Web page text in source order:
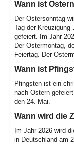
Wann ist
Der Ostersonntag
Tag der Kreuzigung
gefeiert. Im Jahr
Der Ostermontag,
Feiertag. Der
Wann ist
Pfingsten ist ein
nach Ostern
den 24. Mai.
Wann wird die
Im Jahr 2026 wird
in Deutschland am